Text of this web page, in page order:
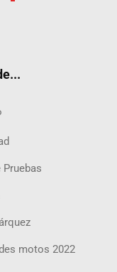
Pruebas
motos 2022